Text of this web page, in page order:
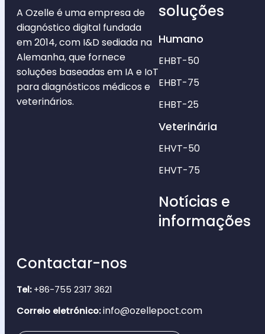
A Ozelle é uma empresa de
diagnóstico digital fundada
em 2014, com I&D sediada na
Alemanha, que fornece
soluções baseadas em IA e IoT
para diagnósticos médicos e
veterinários.
soluções
Humano
EHBT-50
EHBT-75
EHBT-25
Veterinária
EHVT-50
EHVT-75
Notícias e
informações
Contactar-nos
Tel:+86-755 2317 3621
Correio eletrónico: info@ozellepoct.com